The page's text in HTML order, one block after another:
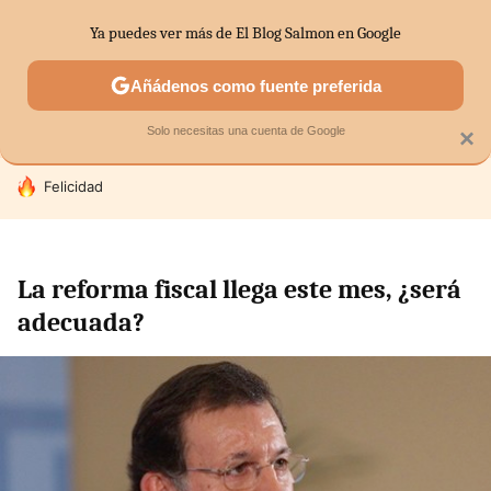
SECTORES ECONOMÍA DOMÉSTICA MERCADOS
HOY SE HABLA DE
Felicidad
La reforma fiscal llega este mes, ¿será
adecuada?
×
Ya puedes ver más de El Blog Salmon en Google
Añádenos como fuente preferida
Solo necesitas una cuenta de Google